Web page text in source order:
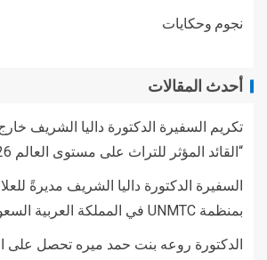
نجوم وحكايات
أحدث المقالات
تكريم السفيرة الدكتورة داليا الشريف
“القائد المؤثر للتراث على مستوى العالم 2026”
السفيرة الدكتورة داليا الشريف مديرةً
بمنظمة UNMTC في المملكة العربية السعودية
الدكتورة روعه بنت حمد ميره تحصل على